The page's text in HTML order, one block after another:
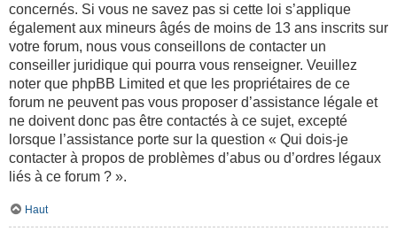
concernés. Si vous ne savez pas si cette loi s’applique
également aux mineurs âgés de moins de 13 ans inscrits sur
votre forum, nous vous conseillons de contacter un
conseiller juridique qui pourra vous renseigner. Veuillez
noter que phpBB Limited et que les propriétaires de ce
forum ne peuvent pas vous proposer d’assistance légale et
ne doivent donc pas être contactés à ce sujet, excepté
lorsque l’assistance porte sur la question « Qui dois-je
contacter à propos de problèmes d’abus ou d’ordres légaux
liés à ce forum ? ».
Haut